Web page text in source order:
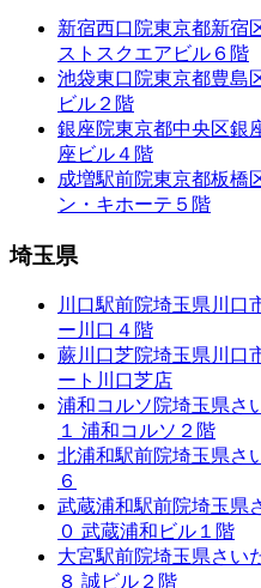
新宿西口院東京都新宿
ストスクエアビル６階
池袋東口院東京都豊島
ビル２階
銀座院東京都中央区銀
座ビル４階
成増駅前院東京都板橋
ン・キホーテ５階
埼玉県
川口駅前院埼玉県川口
ー川口４階
蕨川口芝院埼玉県川口
ート川口芝店
浦和コルソ院埼玉県さ
１ 浦和コルソ２階
北浦和駅前院埼玉県さ
６
武蔵浦和駅前院埼玉県
０ 武蔵浦和ビル１階
大宮駅前院埼玉県さい
８ 誠ビル２階